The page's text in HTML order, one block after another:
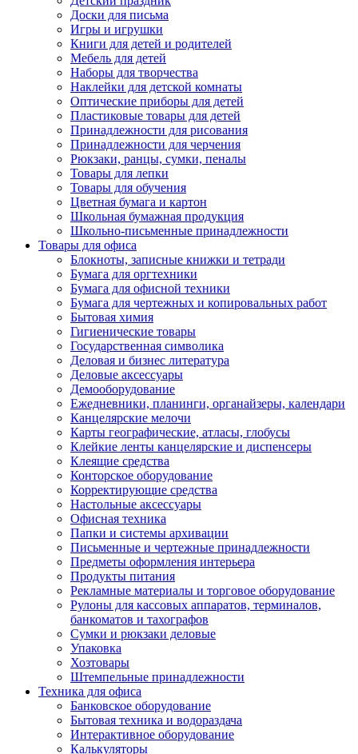
Доски для письма
Игры и игрушки
Книги для детей и родителей
Мебель для детей
Наборы для творчества
Наклейки для детской комнаты
Оптические приборы для детей
Пластиковые товары для детей
Принадлежности для рисования
Принадлежности для черчения
Рюкзаки, ранцы, сумки, пеналы
Товары для лепки
Товары для обучения
Цветная бумага и картон
Школьная бумажная продукция
Школьно-письменные принадлежности
Товары для офиса
Блокноты, записные книжки и тетради
Бумага для оргтехники
Бумага для офисной техники
Бумага для чертежных и копировальных работ
Бытовая химия
Гигиенические товары
Государственная символика
Деловая и бизнес литература
Деловые аксессуары
Демооборудование
Ежедневники, планинги, органайзеры, календари
Канцелярские мелочи
Карты географические, атласы, глобусы
Клейкие ленты канцелярские и диспенсеры
Клеящие средства
Конторское оборудование
Корректирующие средства
Настольные аксессуары
Офисная техника
Папки и системы архивации
Письменные и чертежные принадлежности
Предметы оформления интерьера
Продукты питания
Рекламные материалы и торговое оборудование
Рулоны для кассовых аппаратов, терминалов,
банкоматов и тахографов
Сумки и рюкзаки деловые
Упаковка
Хозтовары
Штемпельные принадлежности
Техника для офиса
Банковское оборудование
Бытовая техника и водораздача
Интерактивное оборудование
Калькуляторы